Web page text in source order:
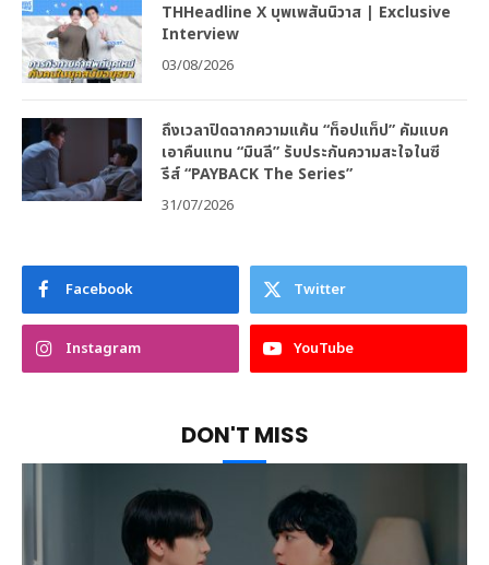
THHeadline X บุพเพสันนิวาส | Exclusive
Interview
03/08/2026
ถึงเวลาปิดฉากความแค้น “ท็อปแท็ป” คัมแบค
เอาคืนแทน “มินลี” รับประกันความสะใจในซี
รีส์ “PAYBACK The Series”
31/07/2026
Facebook Twitter
Instagram YouTube
DON'T MISS